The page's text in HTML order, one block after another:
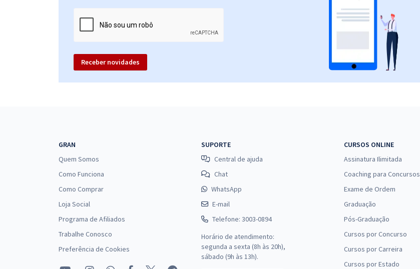
Receber novidades
GRAN
Quem Somos
Como Funciona
Como Comprar
Loja Social
Programa de Afiliados
Trabalhe Conosco
Preferência de Cookies
SUPORTE
Central de ajuda
Chat
WhatsApp
E-mail
Telefone: 3003-0894
Horário de atendimento:
segunda a sexta (8h às 20h),
sábado (9h às 13h).
CURSOS ONLINE
Assinatura Ilimitada
Coaching para Concursos
Exame de Ordem
Graduação
Pós-Graduação
Cursos por Concurso
Cursos por Carreira
Cursos por Estado